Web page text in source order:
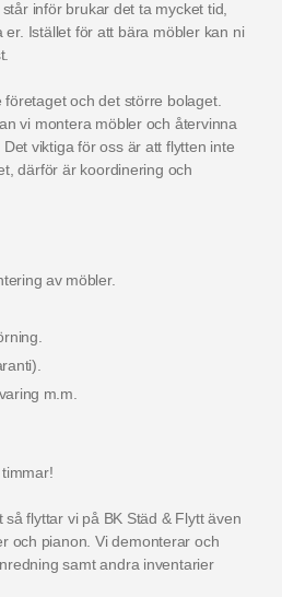
inför brukar det ta mycket tid,
Istället för att bära möbler kan ni
och det större bolaget.
vi montera möbler och återvinna
viktiga för oss är att flytten inte
därför är koordinering och
av möbler.
m.m.
flyttar vi på BK Städ & Flytt även
och pianon. Vi demonterar och
samt andra inventarier